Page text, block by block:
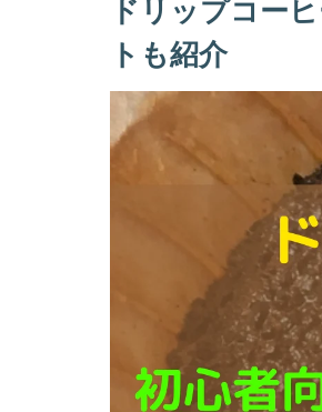
ドリップコー
トも紹介